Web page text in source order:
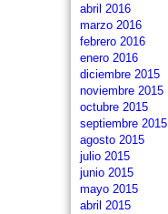
abril 2016
marzo 2016
febrero 2016
enero 2016
diciembre 2015
noviembre 2015
octubre 2015
septiembre 2015
agosto 2015
julio 2015
junio 2015
mayo 2015
abril 2015